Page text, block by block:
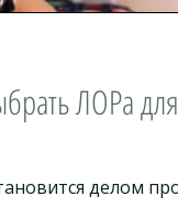
ЛОРа
делом